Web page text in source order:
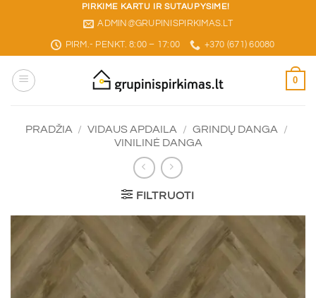
PIRKIME KARTU IR SUTAUPYSIME!
ADMIN@GRUPINISPIRKIMAS.LT
PIRM.- PENKT. 8:00 – 17:00 +370 (671) 60080
0
PRADŽIA / VIDAUS APDAILA / GRINDŲ DANGA
/
VINILINĖ DANGA
FILTRUOTI